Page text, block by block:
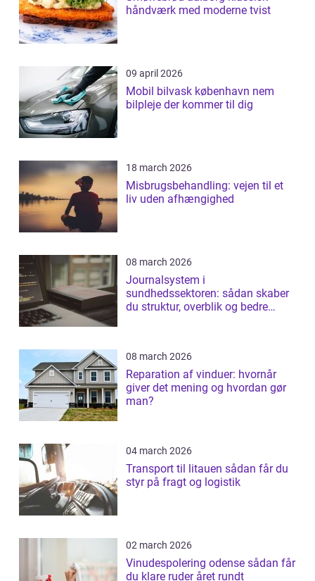
håndværk med moderne tvist
09 april 2026
Mobil bilvask københavn nem
bilpleje der kommer til dig
18 march 2026
Misbrugsbehandling: vejen til et
liv uden afhængighed
08 march 2026
Journalsystem i
sundhedssektoren: sådan skaber
du struktur, overblik og bedre
08 march 2026
Reparation af vinduer: hvornår
giver det mening og hvordan gør
man?
04 march 2026
Transport til litauen sådan får du
styr på fragt og logistik
02 march 2026
Vinudespolering odense sådan får
du klare ruder året rundt